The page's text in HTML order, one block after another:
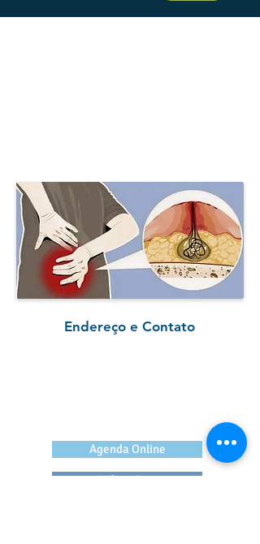
Endereço e Contato
Agenda Online
WhatsApp